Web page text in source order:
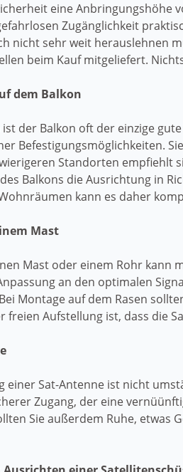
eine Anbringungshöhe
Zugänglichkeit
nicht sehr weit herauslehnen
beim Kauf mitgeliefert.
dem Balkon
der Balkon oft der einzige
Befestigungsmöglichkeiten.
Standorten empfiehlt
Balkons die Ausrichtung in
kann es daher
Mast
Mast oder einem Rohr kann
an den optimalen
Montage auf dem Rasen
freien Aufstellung ist, dass die
einer Sat-Antenne ist nicht
Zugang, der eine
Sie außerdem Ruhe, etwas